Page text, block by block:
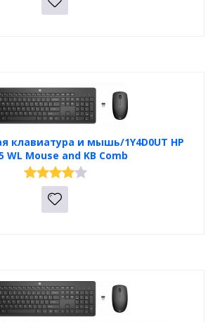
клавиатура и мышь/1Y4D0UT HP
WL Mouse and KB Comb